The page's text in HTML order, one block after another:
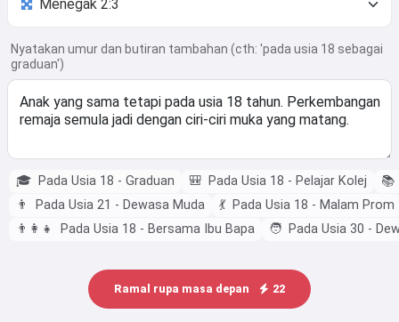
Nyatakan umur dan butiran tambahan (cth: 'pada usia 18 sebagai
graduan')
🎓 Pada Usia 18 - Graduan 🎒 Pada Usia 18 - Pelajar Kolej 📚
👨
Pada Usia 21 - Dewasa Muda 💃 Pada Usia 18 - Malam Prom
👨‍👩‍👧
Pada Usia 18 - Bersama Ibu Bapa 🧑 Pada Usia 30 -
Ramal rupa masa depan 22